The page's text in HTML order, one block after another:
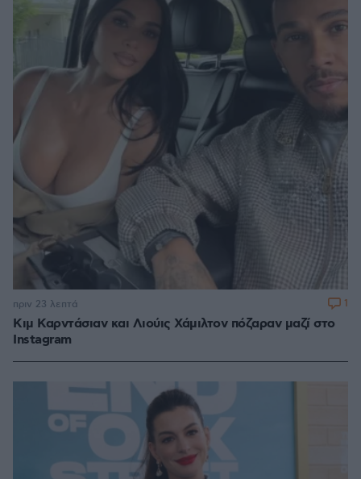
Κιμ Καρντάσιαν και Λιούις Χάμιλτον πόζαραν μαζί στο
Instagram
πριν 23 λεπτά 1